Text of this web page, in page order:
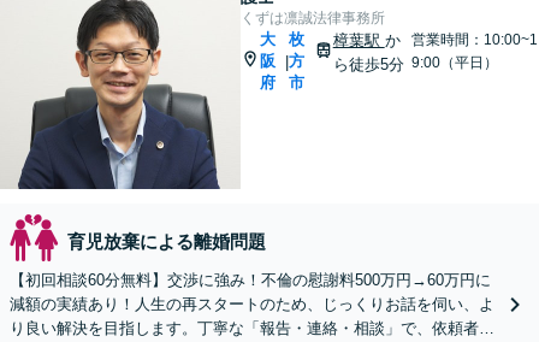
くずは凛誠法律事務所
大
阪
府
|
枚
方
市
樟葉駅 か
ら徒歩5分
営業時間：10:00~1
9:00（平日）
育児放棄による離婚問題
【初回相談60分無料】交渉に強み！不倫の慰謝料500万円→60万円に
減額の実績あり！人生の再スタートのため、じっくりお話を伺い、よ
り良い解決を目指します。丁寧な「報告・連絡・相談」で、依頼者の